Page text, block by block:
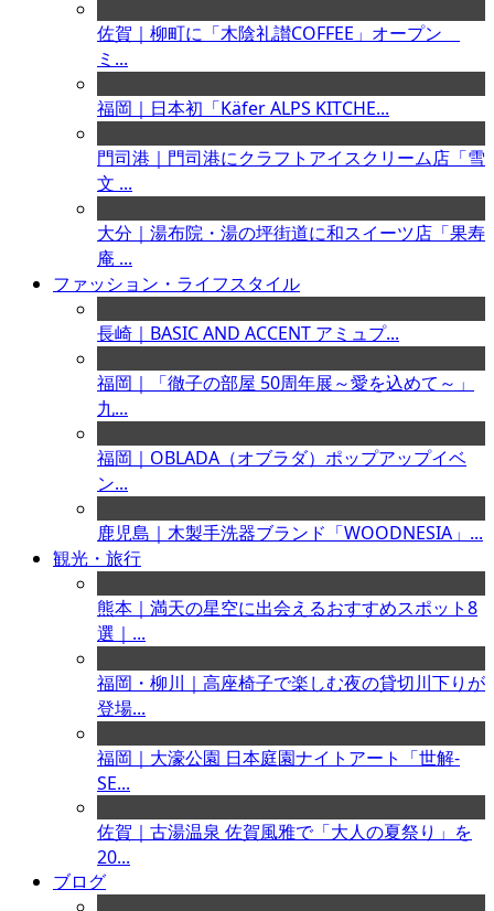
佐賀｜柳町に「木陰礼讃COFFEE」オープン
ミ...
福岡｜日本初「Käfer ALPS KITCHE...
門司港｜門司港にクラフトアイスクリーム店「雪
文 ...
大分｜湯布院・湯の坪街道に和スイーツ店「果寿
庵 ...
ファッション・ライフスタイル
長崎｜BASIC AND ACCENT アミュプ...
福岡｜「徹子の部屋 50周年展～愛を込めて～」
九...
福岡｜OBLADA（オブラダ）ポップアップイベ
ン...
鹿児島｜木製手洗器ブランド「WOODNESIA」...
観光・旅行
熊本｜満天の星空に出会えるおすすめスポット8
選｜...
福岡・柳川｜高座椅子で楽しむ夜の貸切川下りが
登場...
福岡｜大濠公園 日本庭園ナイトアート「世解-
SE...
佐賀｜古湯温泉 佐賀風雅で「大人の夏祭り」を
20...
ブログ